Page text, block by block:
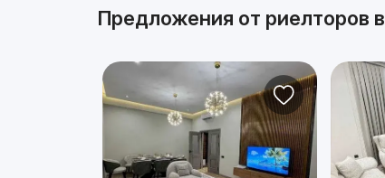
Предложения от риелторов в